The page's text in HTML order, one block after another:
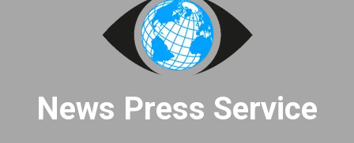
News Press Service